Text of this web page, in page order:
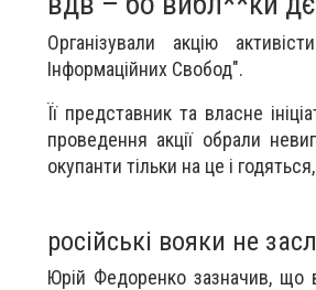
Організували акцію
Інформаційних Свобод".
Її представник та власне
проведення акції обрали
окупанти тільки на це і
російські вояки не
Юрій Федоренко зазначив, що